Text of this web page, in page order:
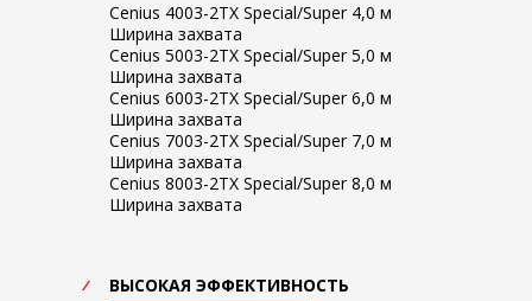
Cenius 4003-2TX Special/Super 4,0 м
Ширина захвата
Cenius 5003-2TX Special/Super 5,0 м
Ширина захвата
Cenius 6003-2TX Special/Super 6,0 м
Ширина захвата
Cenius 7003-2TX Special/Super 7,0 м
Ширина захвата
Cenius 8003-2TX Special/Super 8,0 м
Ширина захвата
ВЫСОКАЯ ЭФФЕКТИВНОСТЬ